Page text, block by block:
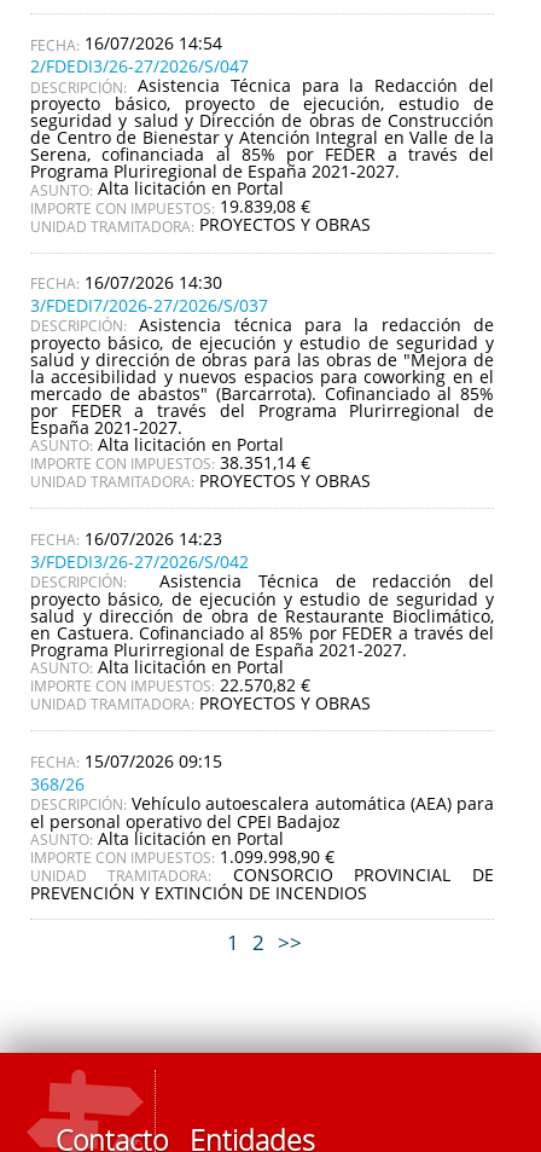
16/07/2026 14:54
2/FDEDI3/26-27/2026/S/047
DESCRIPCIÓN: Asistencia Técnica para la Redacción del
proyecto básico, proyecto de ejecución, estudio de
seguridad y salud y Dirección de obras de Construcción
de Centro de Bienestar y Atención Integral en Valle de la
Serena, cofinanciada al 85% por FEDER a través del
Programa Pluriregional de España 2021-2027.
ASUNTO: Alta licitación en Portal
IMPORTE CON IMPUESTOS: 19.839,08 €
UNIDAD TRAMITADORA: PROYECTOS Y OBRAS
16/07/2026 14:30
3/FDEDI7/2026-27/2026/S/037
DESCRIPCIÓN: Asistencia técnica para la redacción de
proyecto básico, de ejecución y estudio de seguridad y
salud y dirección de obras para las obras de "Mejora de
la accesibilidad y nuevos espacios para coworking en el
mercado de abastos" (Barcarrota). Cofinanciado al 85%
por FEDER a través del Programa Plurirregional de
España 2021-2027.
ASUNTO: Alta licitación en Portal
IMPORTE CON IMPUESTOS: 38.351,14 €
UNIDAD TRAMITADORA: PROYECTOS Y OBRAS
16/07/2026 14:23
3/FDEDI3/26-27/2026/S/042
DESCRIPCIÓN: Asistencia Técnica de redacción del
proyecto básico, de ejecución y estudio de seguridad y
salud y dirección de obra de Restaurante Bioclimático,
en Castuera. Cofinanciado al 85% por FEDER a través del
Programa Plurirregional de España 2021-2027.
ASUNTO: Alta licitación en Portal
IMPORTE CON IMPUESTOS: 22.570,82 €
UNIDAD TRAMITADORA: PROYECTOS Y OBRAS
15/07/2026 09:15
368/26
DESCRIPCIÓN: Vehículo autoescalera automática (AEA) para
el personal operativo del CPEI Badajoz
ASUNTO: Alta licitación en Portal
IMPORTE CON IMPUESTOS: 1.099.998,90 €
UNIDAD TRAMITADORA: CONSORCIO PROVINCIAL DE
PREVENCIÓN Y EXTINCIÓN DE INCENDIOS
1 2 >>
Contacto Entidades